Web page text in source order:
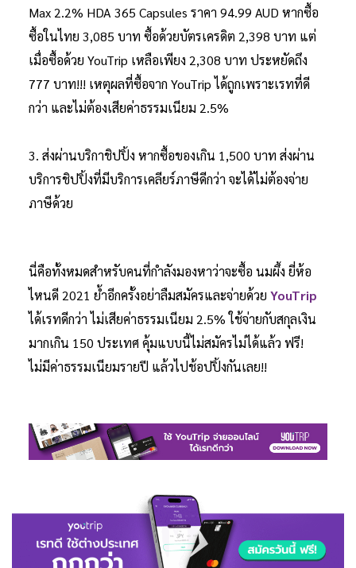
Max 2.2% HDA 365 Capsules ราคา 94.99 AUD หากซื้อ
ซื้อในไทย 3,085 บาท ซื้อด้วยบัตรเครดิต 2,398 บาท แต่
เมื่อซื้อด้วย YouTrip เหลือเพียง 2,308 บาท ประหยัดถึง
777 บาท!!! เหตุผลที่ซื้อจาก YouTrip ได้ถูกเพราะเรทที่ดี
กว่า และไม่ต้องเสียค่าธรรมเนียม 2.5%
3. ส่งผ่านบริกาชิปปิ้ง หากซื้อของเกิน 1,500 บาท ส่งผ่าน
บริการชิปปิ้งที่มีบริการเคลียร์ภาษีดีกว่า จะได้ไม่ต้องจ่าย
ภาษีด้วย
นี่คือทั้งหมดสำหรับคนที่กำลังมองหาว่าจะซื้อ นมผึ้ง ยี่ห้อ
ไหนดี 2021 ย้ำอีกครั้งอย่าลืมสมัครและจ่ายด้วย YouTrip
ได้เรทดีกว่า ไม่เสียค่าธรรมเนียม 2.5% ใช้จ่ายกับสกุลเงิน
มากเกิน 150 ประเทศ คุ้มแบบนี้ไม่สมัครไม่ได้แล้ว ฟรี!
ไม่มีค่าธรรมเนียมรายปี แล้วไปช้อปปิ้งกันเลย!!